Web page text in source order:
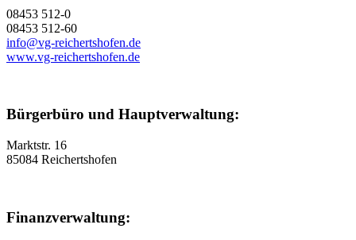
08453 512-0
08453 512-60
info@vg-reichertshofen.de
www.vg-reichertshofen.de
Bürgerbüro und Hauptverwaltung:
Marktstr. 16
85084 Reichertshofen
Finanzverwaltung: